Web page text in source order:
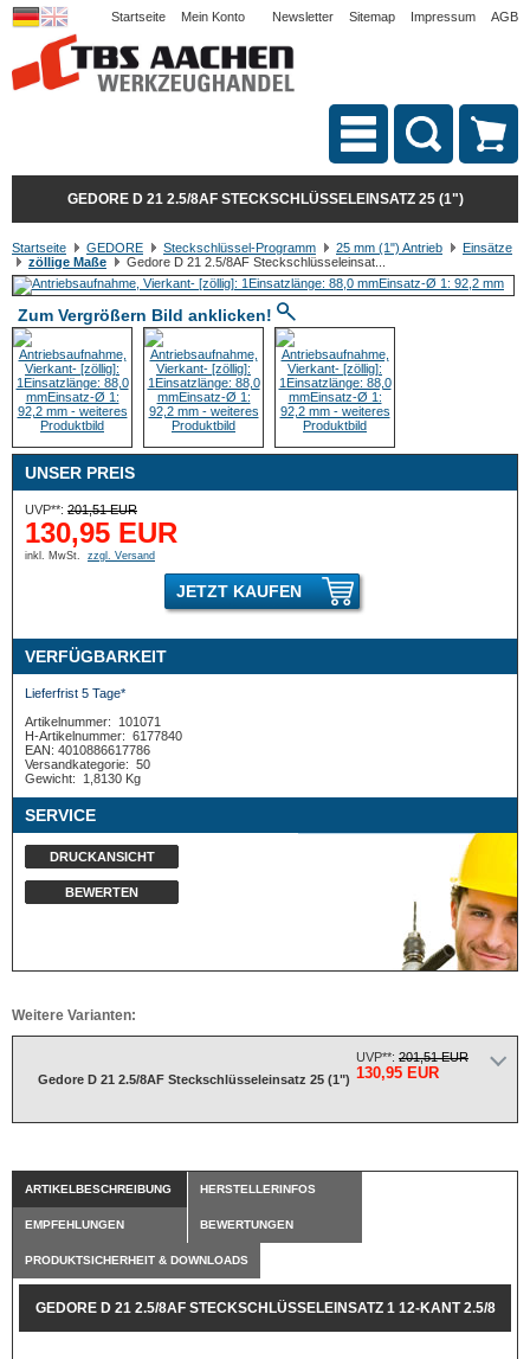
Startseite Mein Konto Newsletter Sitemap Impressum AGB
GEDORE D 21 2.5/8AF STECKSCHLÜSSELEINSATZ 25 (1")
Startseite GEDORE Steckschlüssel-Programm 25 mm (1") Antrieb
Einsätze
zöllige Maße
Gedore D 21 2.5/8AF Steckschlüsseleinsat...
Zum Vergrößern Bild anklicken!
UNSER PREIS
UVP**: 201,51 EUR
130,95 EUR
inkl. MwSt. zzgl. Versand
JETZT KAUFEN
VERFÜGBARKEIT
Lieferfrist 5 Tage*
Artikelnummer:
101071
H-Artikelnummer: 6177840
EAN: 4010886617786
Versandkategorie: 50
Gewicht:
1,8130 Kg
SERVICE
DRUCKANSICHT
BEWERTEN
Weitere Varianten:
Gedore D 21 2.5/8AF Steckschlüsseleinsatz 25 (1")
UVP**: 201,51 EUR
130,95 EUR
ARTIKELBESCHREIBUNG HERSTELLERINFOS
EMPFEHLUNGEN BEWERTUNGEN
PRODUKTSICHERHEIT & DOWNLOADS
GEDORE D 21 2.5/8AF STECKSCHLÜSSELEINSATZ 1 12-KANT 2.5/8